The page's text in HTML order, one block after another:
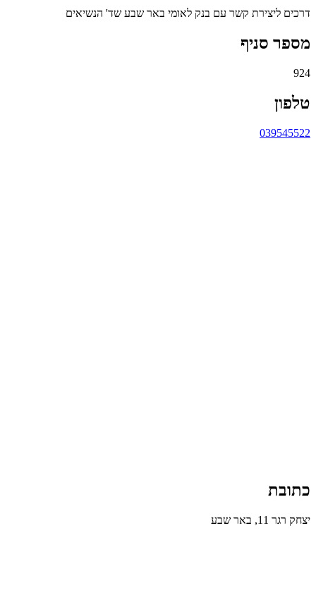
דרכים ליצירת קשר עם בנק לאומי באר שבע שד' הנשיאים
מספר סניף
924
טלפון
039545522
כתובת
יצחק רגר 11, באר שבע